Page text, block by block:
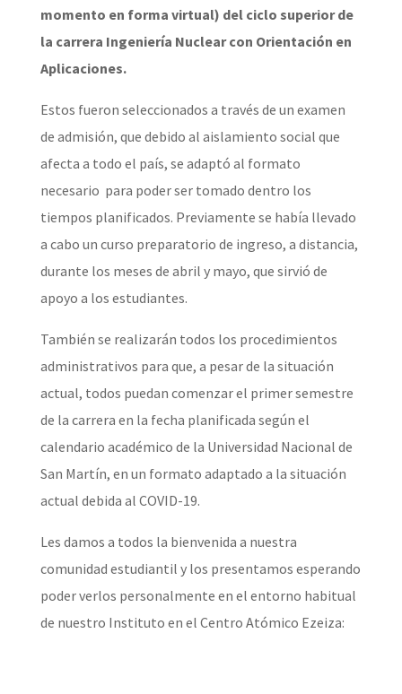
momento en forma virtual) del ciclo superior de
la carrera Ingeniería Nuclear con Orientación en
Aplicaciones.
Estos fueron seleccionados a través de un examen
de admisión, que debido al aislamiento social que
afecta a todo el país, se adaptó al formato
necesario para poder ser tomado dentro los
tiempos planificados. Previamente se había llevado
a cabo un curso preparatorio de ingreso, a distancia,
durante los meses de abril y mayo, que sirvió de
apoyo a los estudiantes.
También se realizarán todos los procedimientos
administrativos para que, a pesar de la situación
actual, todos puedan comenzar el primer semestre
de la carrera en la fecha planificada según el
calendario académico de la Universidad Nacional de
San Martín, en un formato adaptado a la situación
actual debida al COVID-19.
Les damos a todos la bienvenida a nuestra
comunidad estudiantil y los presentamos esperando
poder verlos personalmente en el entorno habitual
de nuestro Instituto en el Centro Atómico Ezeiza: